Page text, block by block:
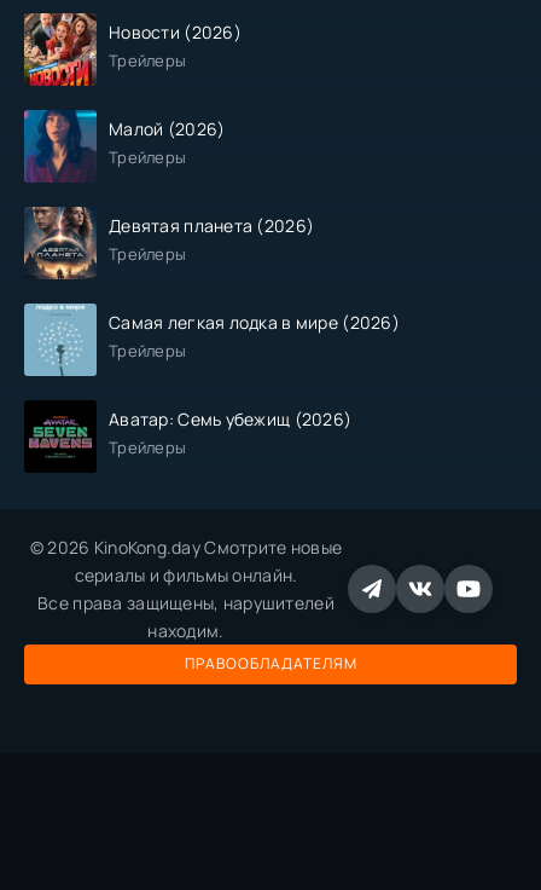
Новости (2026)
Трейлеры
Малой (2026)
Трейлеры
Девятая планета (2026)
Трейлеры
Самая легкая лодка в мире (2026)
Трейлеры
Аватар: Семь убежищ (2026)
Трейлеры
© 2026 KinoKong.day Смотрите новые
сериалы и фильмы онлайн.
Все права защищены, нарушителей
находим.
ПРАВООБЛАДАТЕЛЯМ